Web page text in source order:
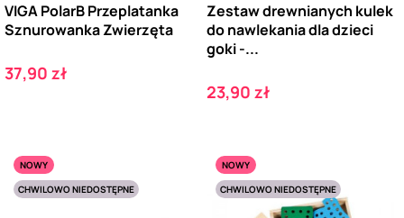
VIGA PolarB Przeplatanka
Sznurowanka Zwierzęta
Cena
37,90 zł
Zestaw drewnianych kulek
do nawlekania dla dzieci
goki -...
Cena
23,90 zł
NOWY
CHWILOWO NIEDOSTĘPNE
NOWY
CHWILOWO NIEDOSTĘPNE